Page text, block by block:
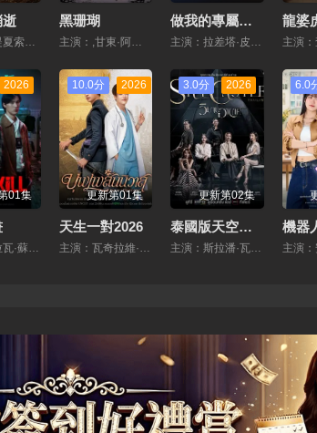
逝
主演：查緹夏索羅爾·彭皮邦,LHONGCHANG ATIP KORSINKA
黑珊瑚
主演：,甘東·阿卡讚,拉娜帕·翁塔娜特,莫拉克·桑塔維,塔納功·陂沙亞儂,瑪妮娜·甘姆雯,帕拉查功·皮亞薩庫喬,周·艮歐若戈·塔潘努特,鬆希·努諾卡空希,緩樂莉·格隆格儂,溫拿·圭畢達,迪·威威迪·巴沃隆凱拉霆卡州恩
做我的專屬隊友
主演：拉差塔·皮澈肖特,蘇拉德·皮淩瓦,喬提帕·蘇拉薩瓦,納緹薩勘·差洛特,賁·奔伽銘·格倫威爾,瓦拉提普·基迪派山,Jay Sorathon Chaloemlapsombut,查盧彭·提坤朋提拉翁
龍婆
2026
01集
主演：吉拉瓦·蘇提瓦尼沙克,提拉得·威提帕尼,鍾朋·阿盧迪吉朋
10.0分 2026
更新第01集
天生一對2026
主演：瓦奇拉維·派桑固翁,塔納朋·烏辛薩
3.0分 2026
更新第02集
泰國版天空之城
主演：斯拉潘·瓦塔納金達,瑪娜莎楠·潘叻翁固,布莎甘·丹迪帕納,拚塔安·阿孔薩妮,凱塞利亞·麥克托什,Sujira·Arunpipat
6.0
機器